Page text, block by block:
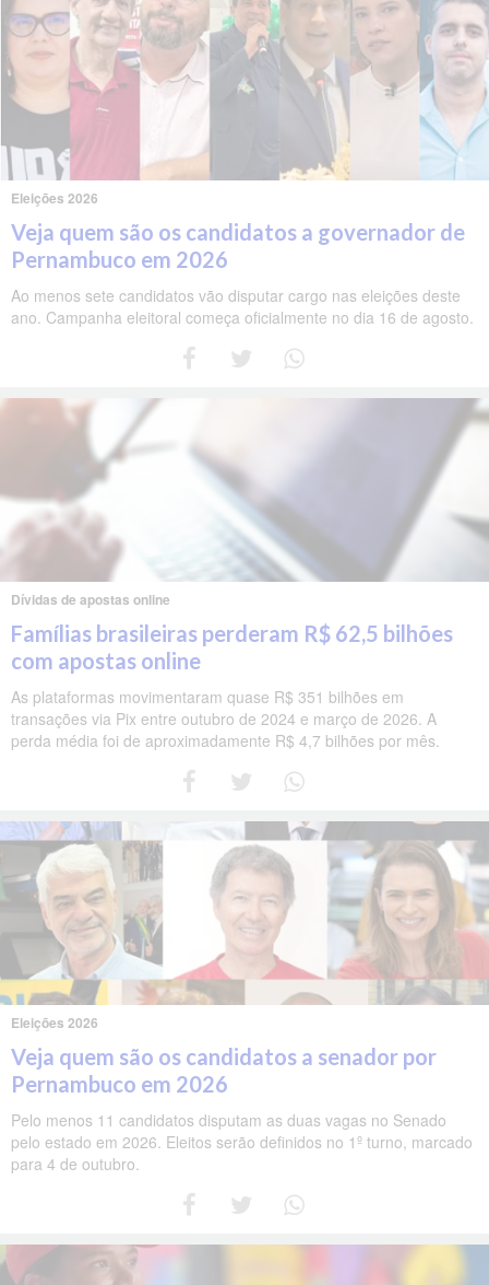
Eleições 2026
Veja quem são os candidatos a governador de
Pernambuco em 2026
Ao menos sete candidatos vão disputar cargo nas eleições deste
ano. Campanha eleitoral começa oficialmente no dia 16 de agosto.
Dívidas de apostas online
Famílias brasileiras perderam R$ 62,5 bilhões
com apostas online
As plataformas movimentaram quase R$ 351 bilhões em
transações via Pix entre outubro de 2024 e março de 2026. A
perda média foi de aproximadamente R$ 4,7 bilhões por mês.
Eleições 2026
Veja quem são os candidatos a senador por
Pernambuco em 2026
Pelo menos 11 candidatos disputam as duas vagas no Senado
pelo estado em 2026. Eleitos serão definidos no 1º turno, marcado
para 4 de outubro.